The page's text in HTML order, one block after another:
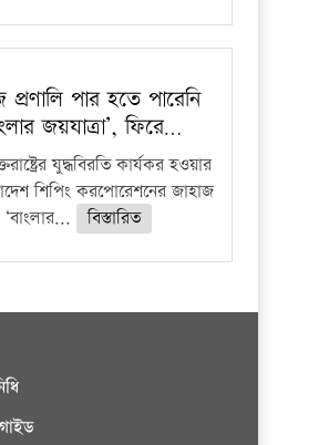
পার হতে পারেনি
জয়যাত্রা’, ফিরে…
যুদ্ধবিরতি কার্যকর হওয়ার
শিপিং করপোরেশনের জাহাজ
‘বাংলার...
বিস্তারিত